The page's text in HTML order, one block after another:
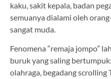
kaku, sakit kepala, badan
semuanya dialami oleh
sangat muda.
Fenomena “remaja jompo”
buruk yang saling
olahraga, begadang scrolling